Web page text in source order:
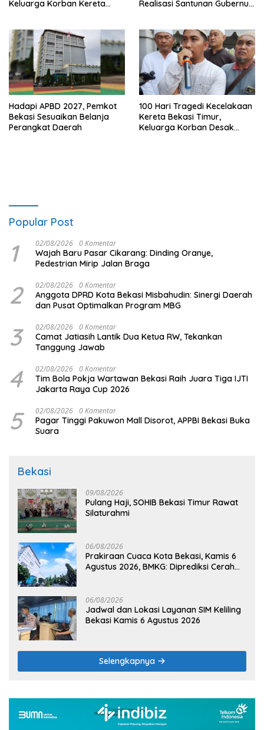
Keluarga Korban Kereta
Keselamatan Lebih Dulu
Realisasi Santunan Gubernur
Hadapi APBD 2027, Pemkot
Bekasi Sesuaikan Belanja
Perangkat Daerah
100 Hari Tragedi Kecelakaan
Kereta Bekasi Timur,
Keluarga Korban Desak
Popular Post
1 02/08/2026 0 Komentar
Wajah Baru Pasar Cikarang: Dinding Oranye,
Pedestrian Mirip Jalan Braga
2 02/08/2026 0 Komentar
Anggota DPRD Kota Bekasi Misbahudin: Sinergi Daerah
dan Pusat Optimalkan Program MBG
3 02/08/2026 0 Komentar
Camat Jatiasih Lantik Dua Ketua RW, Tekankan
Tanggung Jawab
4 02/08/2026 0 Komentar
Tim Bola Pokja Wartawan Bekasi Raih Juara Tiga IJTI
Jakarta Raya Cup 2026
5 02/08/2026 0 Komentar
Pagar Tinggi Pakuwon Mall Disorot, APPBI Bekasi Buka
Suara
Bekasi
09/08/2026
Pulang Haji, SOHIB Bekasi Timur Rawat
Silaturahmi
06/08/2026
Prakiraan Cuaca Kota Bekasi, Kamis 6
Agustus 2026, BMKG: Diprediksi Cerah
06/08/2026
Jadwal dan Lokasi Layanan SIM Keliling
Bekasi Kamis 6 Agustus 2026
Selengkapnya